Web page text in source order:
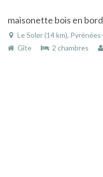
maisonette bois en
Le Soler (14 km), Pyrénées-
Gîte
2 chambres